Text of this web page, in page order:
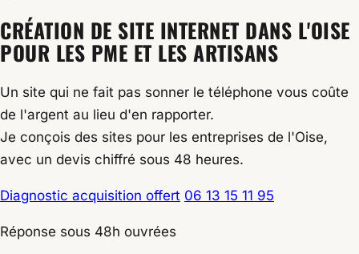
/
Création de site internet Oise
CRÉATION DE SITE INTERNET DANS L'OISE
POUR LES PME ET LES ARTISANS
Un site qui ne fait pas sonner le téléphone vous coûte
de l'argent au lieu d'en rapporter.
Je conçois des sites pour les entreprises de l'Oise,
avec un devis chiffré sous 48 heures.
Diagnostic acquisition offert 06 13 15 11 95
Réponse sous 48h ouvrées